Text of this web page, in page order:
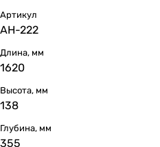
Артикул
АН-222
Длина, мм
1620
Высота, мм
138
Глубина, мм
355